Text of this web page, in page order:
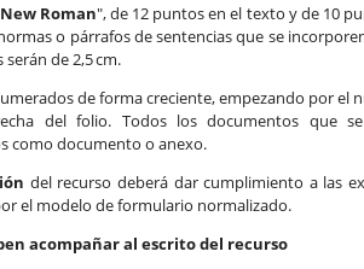
Roman", de 12 puntos en el texto y de 10
o párrafos de sentencias que se
serán de 2,5 cm.
de forma creciente, empezando por el
del folio. Todos los documentos que
como documento o anexo.
del recurso deberá dar cumplimiento a las
el modelo de formulario normalizado.
acompañar al escrito del recurso